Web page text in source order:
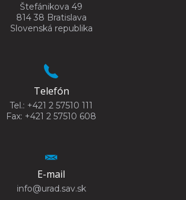
Štefánikova 49
814 38 Bratislava
Slovenská republika
Telefón
Tel.: +421 2 57510 111
Fax: +421 2 57510 608
E-mail
info@urad.sav.sk